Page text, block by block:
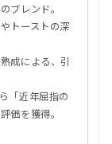
ブレンド。
トーストの深
成による、引
「近年屈指の
価を獲得。